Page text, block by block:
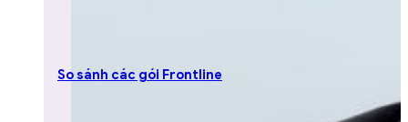
So sánh các gói Frontline